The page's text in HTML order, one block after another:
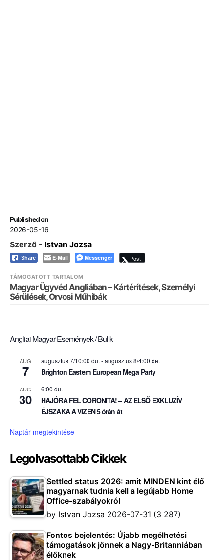
Published on
2026-05-16
Szerző - Istvan Jozsa
Share E-Mail Messenger Post
TÁMOGATOTT TARTALOM
Magyar Ügyvéd Angliában – Kártérítések, Személyi
Sérülések, Orvosi Műhibák
Angliai Magyar Események / Bulik
AUG
7
augusztus 7/10:00 du. -augusztus 8/4:00 de.
Brighton Eastern European Mega Party
AUG
30
6:00 du.
HAJÓRA FEL CORONITA! – AZ ELSŐ EXKLUZÍV
ÉJSZAKA A VIZEN 5 órán át
Naptár megtekintése
Legolvasottabb Cikkek
Settled status 2026: amit MINDEN kint élő
magyarnak tudnia kell a legújabb Home
Office-szabályokról
by Istvan Jozsa 2026-07-31 (3 287)
Fontos bejelentés: Újabb megélhetési
támogatások jönnek a Nagy-Britanniában
élőknek